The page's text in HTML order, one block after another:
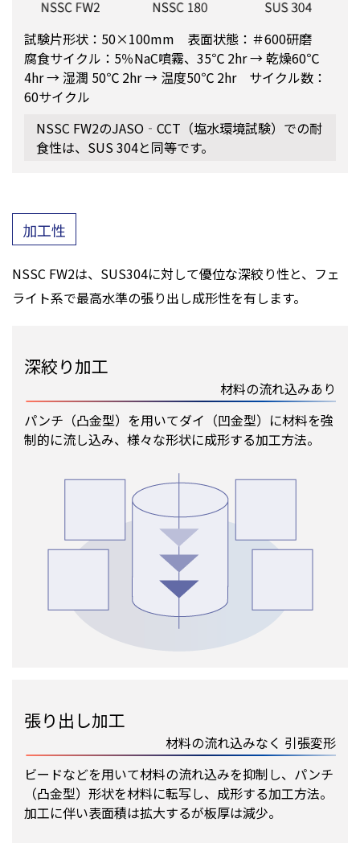
試験片形状：50×100mm 表面状態：＃600研磨
腐食サイクル：5％NaC噴霧、35℃ 2hr → 乾燥60℃
4hr → 湿潤 50℃ 2hr → 温度50℃ 2hr サイクル数：
60サイクル
NSSC FW2のJASO‐CCT（塩水環境試験）での耐
食性は、SUS 304と同等です。
加工性
NSSC FW2は、SUS304に対して優位な深絞り性と、フェ
ライト系で最高水準の張り出し成形性を有します。
深絞り加工
材料の流れ込みあり
パンチ（凸金型）を用いてダイ（凹金型）に材料を強
制的に流し込み、様々な形状に成形する加工方法。
張り出し加工
材料の流れ込みなく 引張変形
ビードなどを用いて材料の流れ込みを抑制し、パンチ
（凸金型）形状を材料に転写し、成形する加工方法。
加工に伴い表面積は拡大するが板厚は減少。